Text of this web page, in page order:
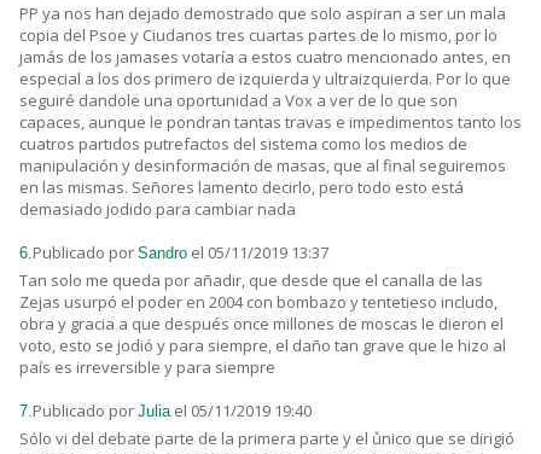
PP ya nos han dejado demostrado que solo aspiran a ser un mala
copia del Psoe y Ciudanos tres cuartas partes de lo mismo, por lo
jamás de los jamases votaría a estos cuatro mencionado antes, en
especial a los dos primero de izquierda y ultraizquierda. Por lo que
seguiré dandole una oportunidad a Vox a ver de lo que son
capaces, aunque le pondran tantas travas e impedimentos tanto los
cuatros partidos putrefactos del sistema como los medios de
manipulación y desinformación de masas, que al final seguiremos
en las mismas. Señores lamento decirlo, pero todo esto está
demasiado jodido para cambiar nada
6. Publicado por Sandro el 05/11/2019 13:37
Tan solo me queda por añadir, que desde que el canalla de las
Zejas usurpó el poder en 2004 con bombazo y tentetieso includo,
obra y gracia a que después once millones de moscas le dieron el
voto, esto se jodió y para siempre, el daño tan grave que le hizo al
país es irreversible y para siempre
7. Publicado por Julia el 05/11/2019 19:40
Sólo vi del debate parte de la primera parte y el ůnico que se dirigió